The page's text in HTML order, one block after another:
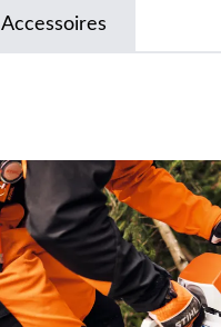
Accessoires